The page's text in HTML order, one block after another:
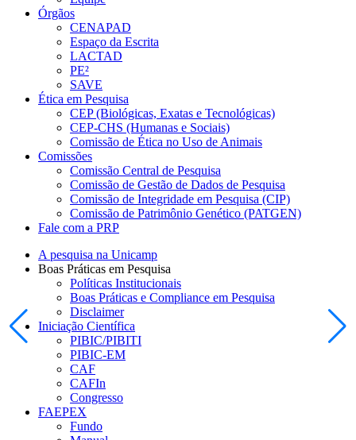
Órgãos
CENAPAD
Espaço da Escrita
LACTAD
PE²
SAVE
Ética em Pesquisa
CEP (Biológicas, Exatas e Tecnológicas)
CEP-CHS (Humanas e Sociais)
Comissão de Ética no Uso de Animais
Comissões
Comissão Central de Pesquisa
Comissão de Gestão de Dados de Pesquisa
Comissão de Integridade em Pesquisa (CIP)
Comissão de Patrimônio Genético (PATGEN)
Fale com a PRP
A pesquisa na Unicamp
Boas Práticas em Pesquisa
Políticas Institucionais
Boas Práticas e Compliance em Pesquisa
Disclaimer
Iniciação Científica
PIBIC/PIBITI
PIBIC-EM
CAF
CAFIn
Congresso
FAEPEX
Fundo